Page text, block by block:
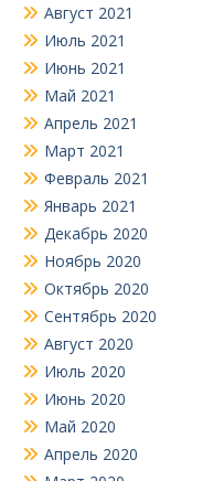
Август 2021
Июль 2021
Июнь 2021
Май 2021
Апрель 2021
Март 2021
Февраль 2021
Январь 2021
Декабрь 2020
Ноябрь 2020
Октябрь 2020
Сентябрь 2020
Август 2020
Июль 2020
Июнь 2020
Май 2020
Апрель 2020